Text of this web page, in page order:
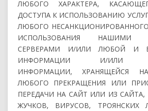
ЛЮБОГО ХАРАКТЕРА,
ДОСТУПА К ИСПОЛЬЗОВАНИЮ УСЛУГ
ЛЮБОГО
ИСПОЛЬЗОВАНИЯ НАШИМИ
СЕРВЕРАМИ И/ИЛИ ЛЮБОЙ И
ИНФОРМАЦИИ И/ИЛИ
ИНФОРМАЦИИ, ХРАНЯЩЕЙСЯ
ЛЮБОГО ПРЕКРАЩЕНИЯ ИЛИ
ПЕРЕДАЧИ НА САЙТ ИЛИ ИЗ
ЖУЧКОВ, ВИРУСОВ, ТРОЯНСКИХ